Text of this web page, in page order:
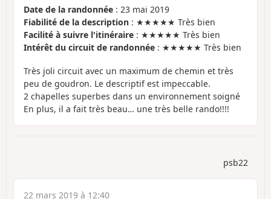
Date de la randonnée : 23 mai 2019
Fiabilité de la description : ★★★★★ Très bien
Facilité à suivre l'itinéraire : ★★★★★ Très bien
Intérêt du circuit de randonnée : ★★★★★ Très bien
Très joli circuit avec un maximum de chemin et très
peu de goudron. Le descriptif est impeccable.
2 chapelles superbes dans un environnement soigné
En plus, il a fait très beau… une très belle rando!!!!
psb22
22 mars 2019 à 12:40